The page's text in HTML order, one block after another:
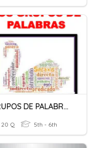
GRUPOS DE PALABRAS
20 Q 5th - 6th